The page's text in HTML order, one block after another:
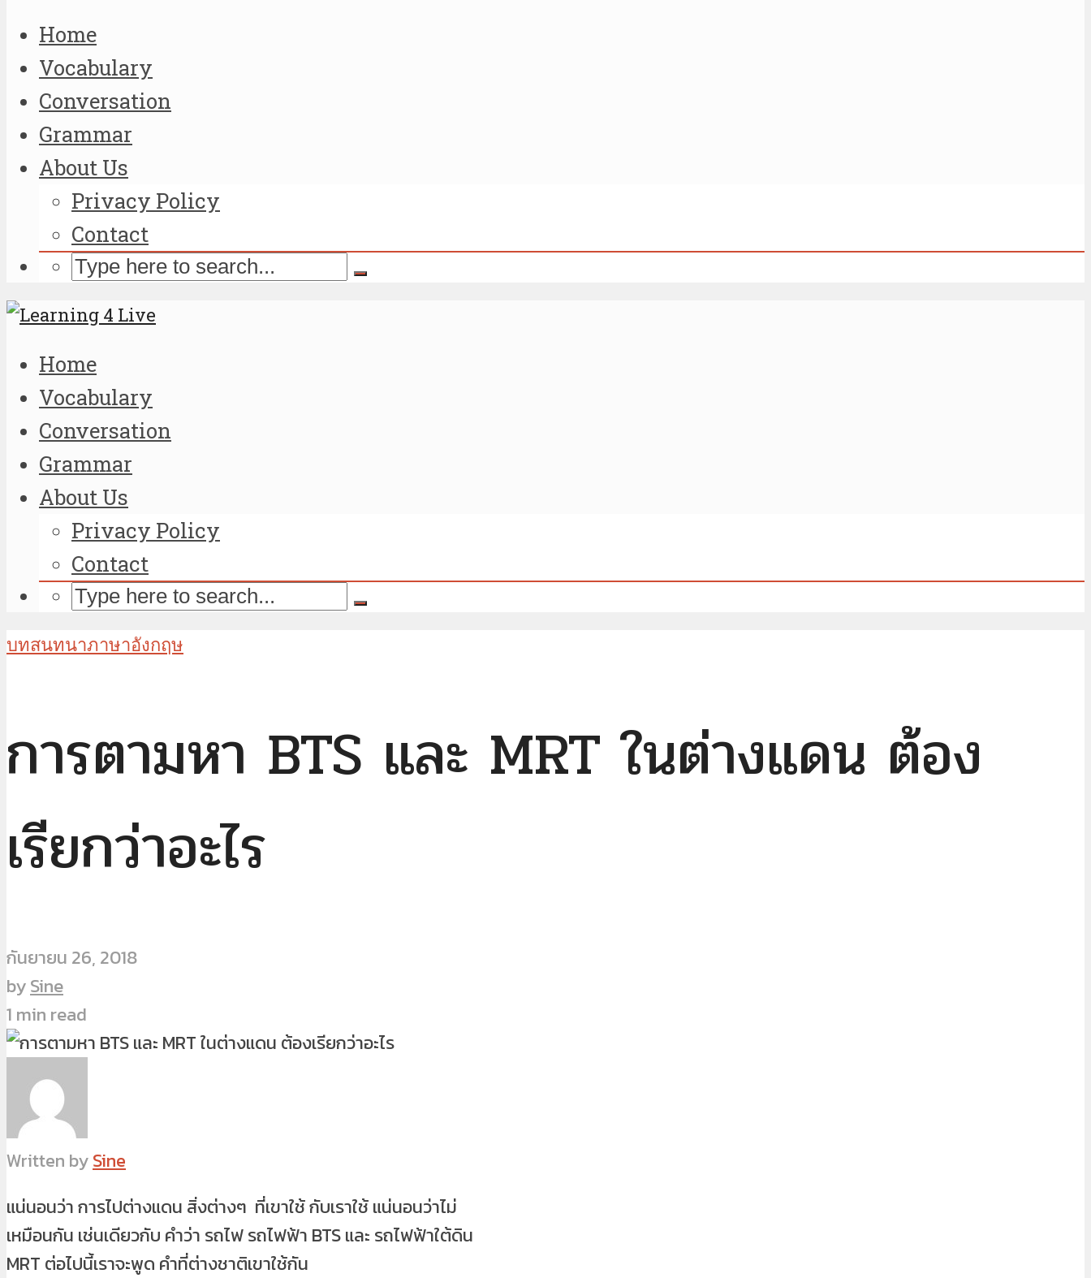
Home
Vocabulary
Conversation
Grammar
About Us
Privacy Policy
Contact
Home
Vocabulary
Conversation
Grammar
About Us
Privacy Policy
Contact
บทสนทนาภาษาอังกฤษ
การตามหา BTS และ MRT ในต่างแดน ต้อง
เรียกว่าอะไร
กันยายน 26, 2018
bySine
1 min read
Written bySine
แน่นอนว่า การไปต่างแดน สิ่งต่างๆ ที่เขาใช้ กับเราใช้ แน่นอนว่าไม่
เหมือนกัน เช่นเดียวกับ คำว่า รถไฟ รถไฟฟ้า BTS และ รถไฟฟ้าใต้ดิน
MRT ต่อไปนี้เราจะพูด คำที่ต่างชาติเขาใช้กัน